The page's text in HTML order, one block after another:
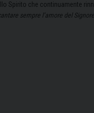
Spirito che continuamente
sempre l’amore del Signore